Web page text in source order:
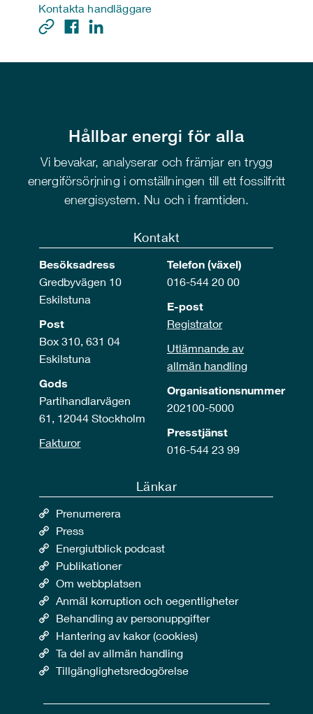
Kontakta handläggare
Hållbar energi för alla
Vi bevakar, analyserar och främjar en trygg
energiförsörjning i omställningen till ett fossilfritt
energisystem. Nu och i framtiden.
Kontakt
Besöksadress
Gredbyvägen 10
Eskilstuna
Post
Box 310, 631 04
Eskilstuna
Gods
Partihandlarvägen
61, 12044 Stockholm
Fakturor
Telefon (växel)
016-544 20 00
E-post
Registrator
Utlämnande av
allmän handling
Organisationsnummer
202100-5000
Presstjänst
016-544 23 99
Länkar
Prenumerera
Press
Energiutblick podcast
Publikationer
Om webbplatsen
Anmäl korruption och oegentligheter
Behandling av personuppgifter
Hantering av kakor (cookies)
Ta del av allmän handling
Tillgänglighetsredogörelse